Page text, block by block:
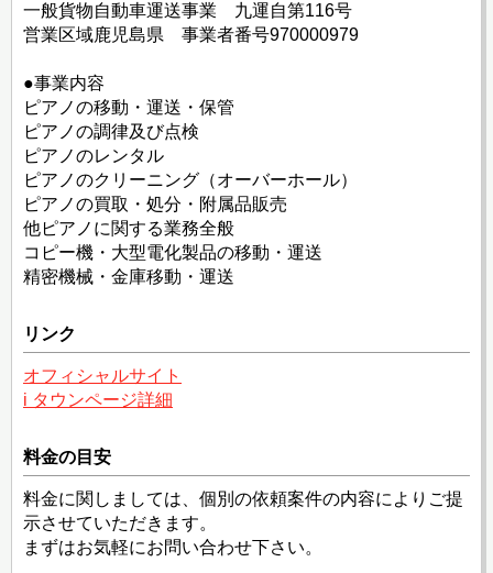
一般貨物自動車運送事業 九運自第116号
営業区域鹿児島県 事業者番号970000979
●事業内容
ピアノの移動・運送・保管
ピアノの調律及び点検
ピアノのレンタル
ピアノのクリーニング（オーバーホール）
ピアノの買取・処分・附属品販売
他ピアノに関する業務全般
コピー機・大型電化製品の移動・運送
精密機械・金庫移動・運送
リンク
オフィシャルサイト
i タウンページ詳細
料金の目安
料金に関しましては、個別の依頼案件の内容によりご提
示させていただきます。
まずはお気軽にお問い合わせ下さい。